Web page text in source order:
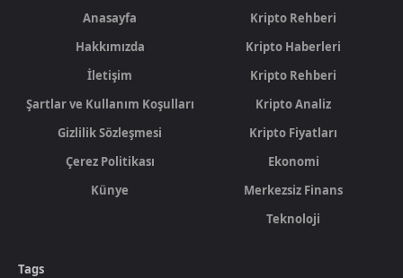
Anasayfa
Hakkımızda
İletişim
Şartlar ve Kullanım Koşulları
Gizlilik Sözleşmesi
Çerez Politikası
Künye
Kripto Rehberi
Kripto Haberleri
Kripto Rehberi
Kripto Analiz
Kripto Fiyatları
Ekonomi
Merkezsiz Finans
Teknoloji
Tags